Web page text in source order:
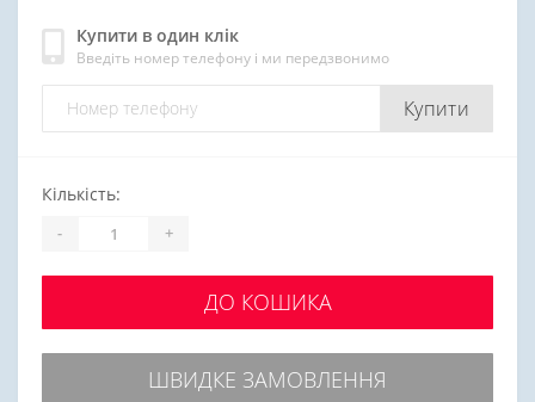
Купити в один клік
Введіть номер телефону і ми передзвонимо
Купити
Кількість:
- +
ДО КОШИКА
ШВИДКЕ ЗАМОВЛЕННЯ